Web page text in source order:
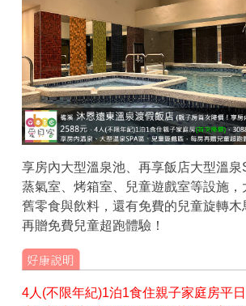
享房內大型溫泉池、再享飯店大型溫泉
蒸氣室、烤箱室、兒童遊戲室等設施，
舊零食與飲料，還有免費的兒童旋轉木
再贈免費兒童超跑體驗！
4人(不限年紀)1泊1食住親子家庭房平